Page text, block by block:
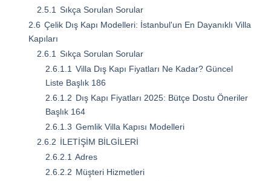
2.5.1 Sıkça Sorulan Sorular
2.6 Çelik Dış Kapı Modelleri: İstanbul'un En Dayanıklı Villa
Kapıları
2.6.1 Sıkça Sorulan Sorular
2.6.1.1 Villa Dış Kapı Fiyatları Ne Kadar? Güncel
Liste Başlık 186
2.6.1.2 Dış Kapı Fiyatları 2025: Bütçe Dostu Öneriler
Başlık 164
2.6.1.3 Gemlik Villa Kapısı Modelleri
2.6.2 İLETİŞİM BİLGİLERİ
2.6.2.1 Adres
2.6.2.2 Müşteri Hizmetleri